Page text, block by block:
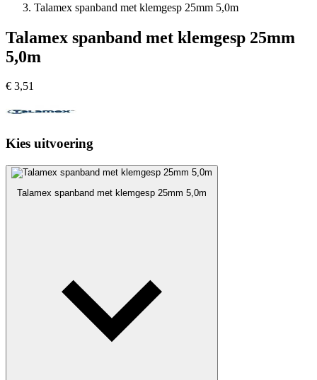
Talamex spanband met klemgesp 25mm 5,0m
Talamex spanband met klemgesp 25mm
5,0m
€ 3,51
Kies uitvoering
Talamex spanband met klemgesp 25mm 5,0m